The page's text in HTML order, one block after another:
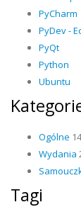
PyCharm
PyDev -
PyQt
Python
Ubuntu
Ogólne
Wydania
Tagi